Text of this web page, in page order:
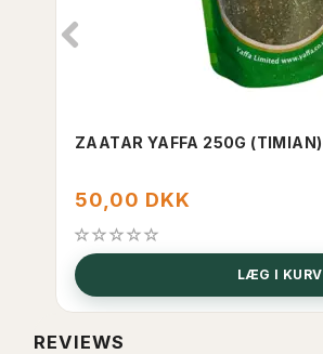
ZAATAR YAFFA 250G (TIMIAN)
50,00 DKK
LÆG I KURV
REVIEWS